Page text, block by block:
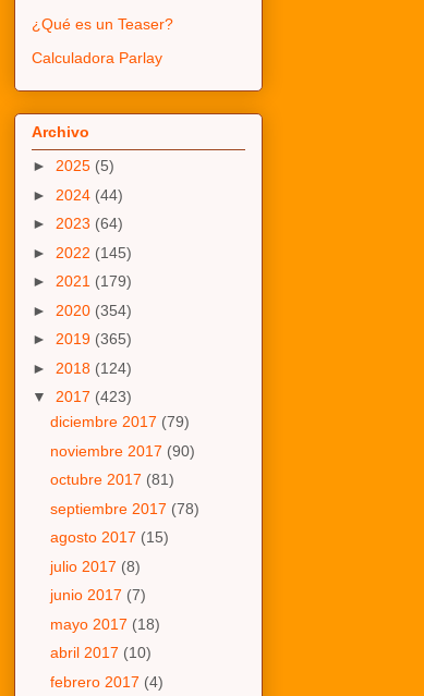
¿Qué es un Teaser?
Calculadora Parlay
Archivo
► 2025 (5)
► 2024 (44)
► 2023 (64)
► 2022 (145)
► 2021 (179)
► 2020 (354)
► 2019 (365)
► 2018 (124)
▼ 2017 (423)
diciembre 2017 (79)
noviembre 2017 (90)
octubre 2017 (81)
septiembre 2017 (78)
agosto 2017 (15)
julio 2017 (8)
junio 2017 (7)
mayo 2017 (18)
abril 2017 (10)
febrero 2017 (4)